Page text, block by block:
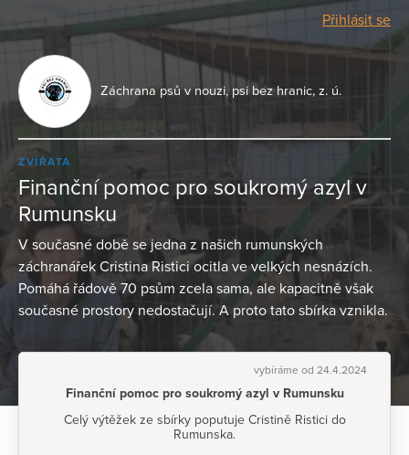
Přihlásit se
Záchrana psů v nouzi, psi bez hranic, z. ú.
ZVÍŘATA
Finanční pomoc pro soukromý azyl v
Rumunsku
V současné době se jedna z našich rumunských
záchranářek Cristina Ristici ocitla ve velkých nesnázích.
Pomáhá řádově 70 psům zcela sama, ale kapacitně však
současné prostory nedostačují. A proto tato sbírka vznikla.
vybíráme od 24.4.2024
Finanční pomoc pro soukromý azyl v Rumunsku
Celý výtěžek ze sbírky poputuje Cristině Ristici do
Rumunska.